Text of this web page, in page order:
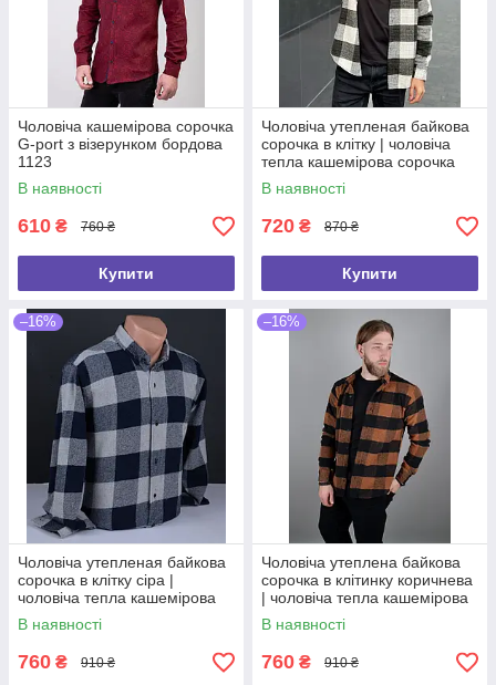
Чоловіча кашемірова сорочка
G-port з візерунком бордова
1123
В наявності
610 ₴ 760 ₴
Купити
Чоловіча утепленая байкова
сорочка в клітку | чоловіча
тепла кашемірова сорочка
Туреччина 1130
В наявності
720 ₴ 870 ₴
Купити
–16%
Чоловіча утепленая байкова
сорочка в клітку сіра |
чоловіча тепла кашемірова
сорочка Туреччина 1131
В наявності
760 ₴ 910 ₴
–16%
Чоловіча утеплена байкова
сорочка в клітинку коричнева
| чоловіча тепла кашемірова
сорочка Туреччина 1100
В наявності
760 ₴ 910 ₴